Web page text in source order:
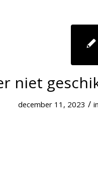
niet
december 11, 2023 / in